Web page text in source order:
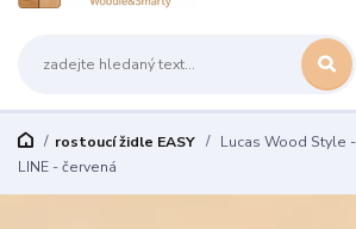
rostoucí židle EASY
Lucas Wood Style
LINE - červená